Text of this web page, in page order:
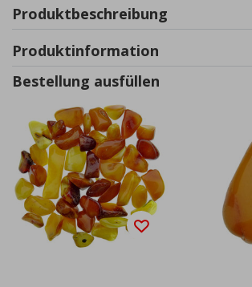
Produktbeschreibung
Produktinformation
Bestellung ausfüllen